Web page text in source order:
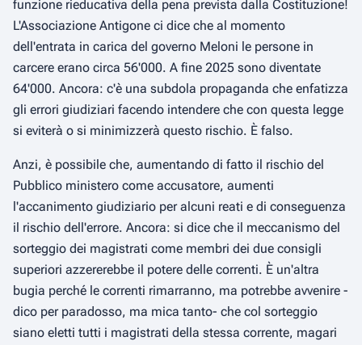
funzione rieducativa della pena prevista dalla Costituzione!
L'Associazione Antigone ci dice che al momento
dell'entrata in carica del governo Meloni le persone in
carcere erano circa 56'000. A fine 2025 sono diventate
64'000. Ancora: c'è una subdola propaganda che enfatizza
gli errori giudiziari facendo intendere che con questa legge
si eviterà o si minimizzerà questo rischio. È falso.
Anzi, è possibile che, aumentando di fatto il rischio del
Pubblico ministero come accusatore, aumenti
l'accanimento giudiziario per alcuni reati e di conseguenza
il rischio dell'errore. Ancora: si dice che il meccanismo del
sorteggio dei magistrati come membri dei due consigli
superiori azzererebbe il potere delle correnti. È un'altra
bugia perché le correnti rimarranno, ma potrebbe avvenire -
dico per paradosso, ma mica tanto- che col sorteggio
siano eletti tutti i magistrati della stessa corrente, magari